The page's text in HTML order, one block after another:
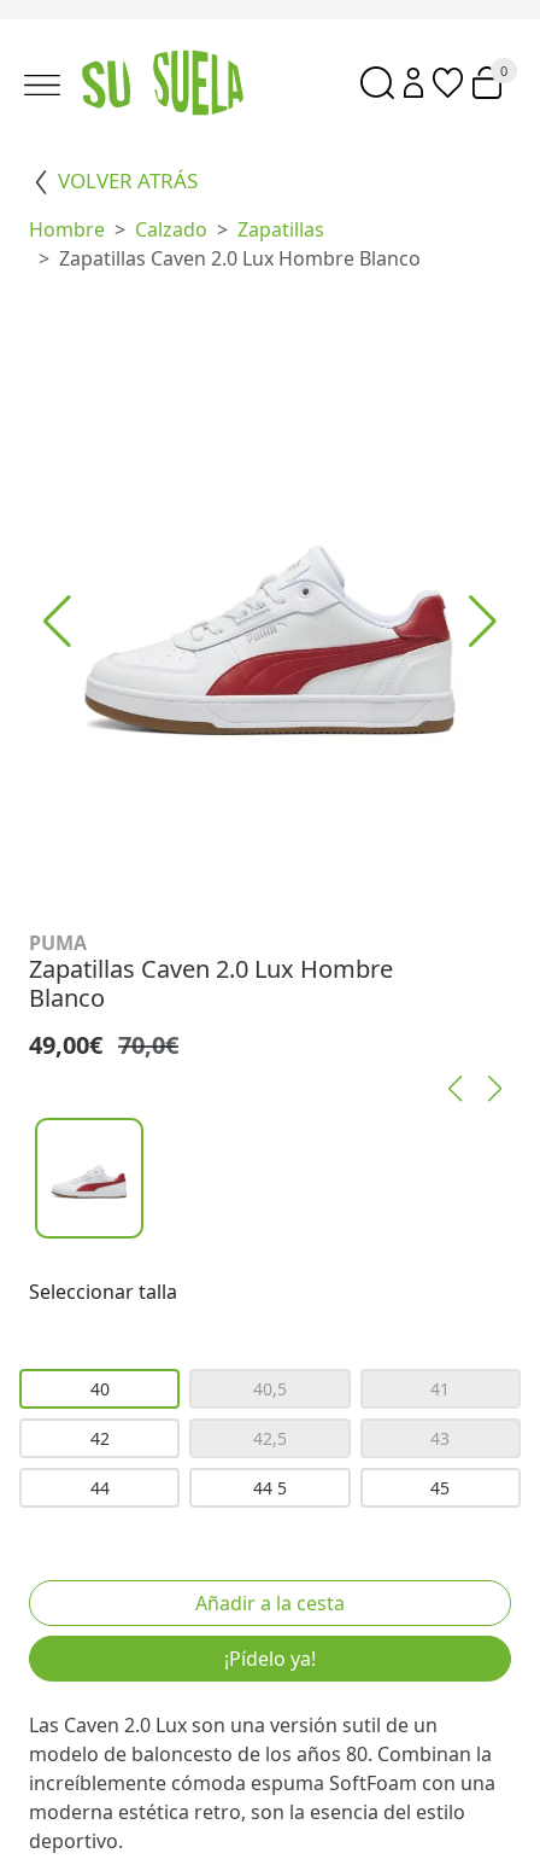
0
VOLVER ATRÁS
Hombre Calzado
Zapatillas
Zapatillas Caven 2.0 Lux Hombre Blanco
PUMA
Zapatillas Caven 2.0 Lux Hombre
Blanco
49,00€ 70,0€
Seleccionar talla
40 40,5 41
42 42,5 43
44 44 5 45
¡Pídelo ya!
Las Caven 2.0 Lux son una versión sutil de un
modelo de baloncesto de los años 80. Combinan la
increíblemente cómoda espuma SoftFoam con una
moderna estética retro, son la esencia del estilo
deportivo.